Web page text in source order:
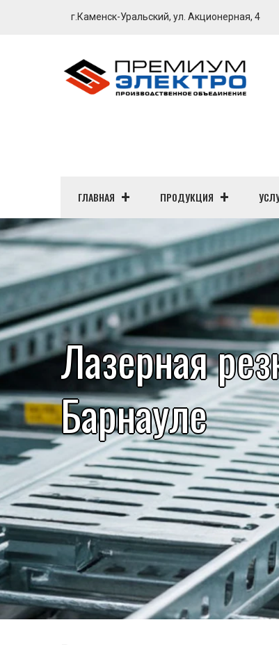
г.Каменск-Уральский, ул. Акционерная, 4
ГЛАВНАЯ ПРОДУКЦИЯ
Лазерная
Барнауле